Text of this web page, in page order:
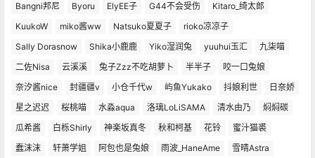
Bangni邦尼 Byoru ElyEE子 G44不会受伤
Kitaro_绮太郎
KuukoW
miko酱ww Natsuko夏夏子
rioko凉凉子
Sally Dorasnow
Shika小鹿鹿 Yiko湿润兔 yuuhui玉汇
九柒喵
二佐Nisa
云溪溪 兔子Zzz不吃胡萝卜 半半子
咬一口兔娘
奈汐酱nice
封疆疆v 小仓千代w 屿鱼Yukako 抖娘利世
日奈娇
星之迟迟
桜桃喵 水淼aqua 洛璃LoLiSAMA 清水由乃
焖焖碳
瓜希酱
白栎Shirly 神楽坂真冬 秋和柯基 花铃
蜜汁猫裘
蠢沫沫
轩萧学姐 阿包也是兔娘 雨波_HaneAme 雪晴Astra